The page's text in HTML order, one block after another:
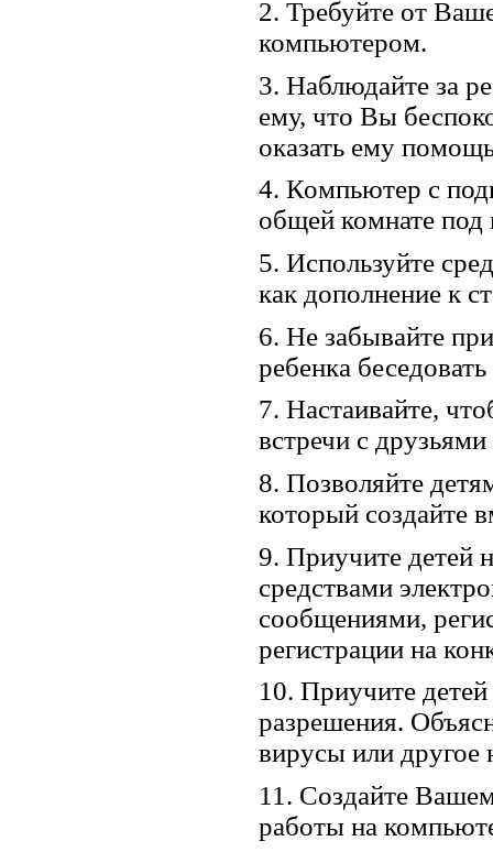
2. Требуйте от
компьютером.
3. Наблюдайте за
ему, что Вы
оказать ему
4. Компьютер с
общей комнате под
5. Используйте
как дополнение к
6. Не забывайте
ребенка
7. Настаивайте,
встречи с
8. Позволяйте
который создайте
9. Приучите детей
средствами
сообщениями,
регистрации на
10. Приучите
разрешения.
вирусы или другое
11. Создайте
работы на